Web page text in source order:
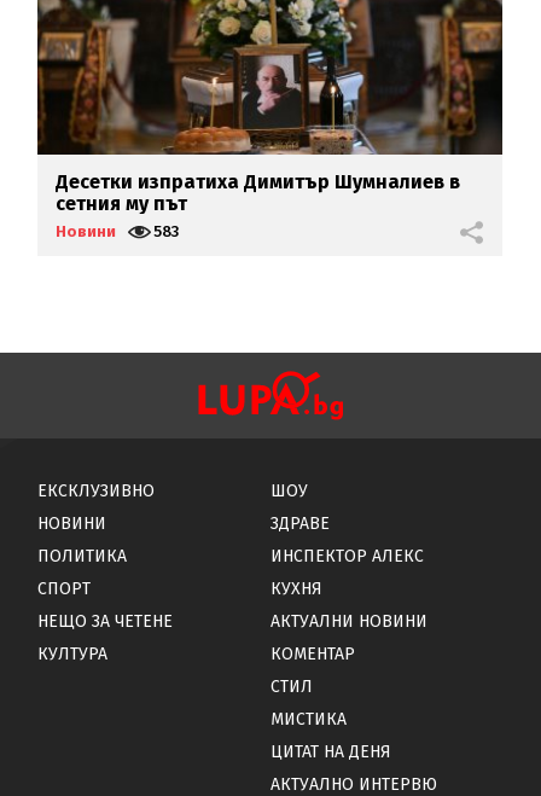
Десетки изпратиха Димитър Шумналиев в
сетния му път
Новини 583
ЕКСКЛУЗИВНО
НОВИНИ
ПОЛИТИКА
СПОРТ
НЕЩО ЗА ЧЕТЕНЕ
КУЛТУРА
ШОУ
ЗДРАВЕ
ИНСПЕКТОР АЛЕКС
КУХНЯ
АКТУАЛНИ НОВИНИ
КОМЕНТАР
СТИЛ
МИСТИКА
ЦИТАТ НА ДЕНЯ
АКТУАЛНО ИНТЕРВЮ